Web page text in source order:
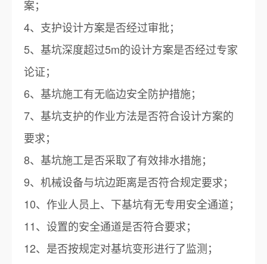
案；
4、支护设计方案是否经过审批；
5、基坑深度超过5m的设计方案是否经过专家
论证；
6、基坑施工有无临边安全防护措施；
7、基坑支护的作业方法是否符合设计方案的
要求；
8、基坑施工是否采取了有效排水措施；
9、机械设备与坑边距离是否符合规定要求；
10、作业人员上、下基坑有无专用安全通道；
11、设置的安全通道是否符合要求；
12、是否按规定对基坑变形进行了监测；